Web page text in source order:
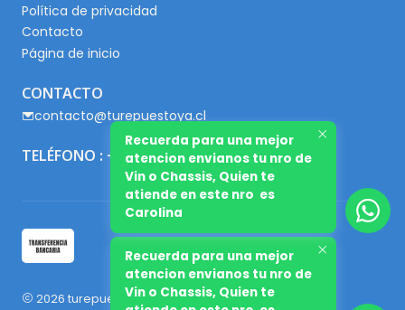
Política de privacidad
Contacto
Página de inicio
CONTACTO
contacto@turepuestoya.cl
TELÉFONO : +56 9 65667345
2026 turepuestoya.cl.
Recuerda para una mejor
atencion envianos tu nro de
Vin o Chassis, Quien te
Recuerda para una mejor
atencion envianos tu nro de
Vin o Chassis, Quien te
atiende en este nro es
Carolina